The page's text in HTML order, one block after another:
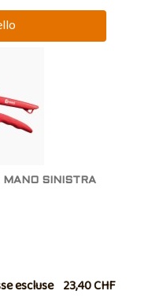
MANO SINISTRA
escluse 23,40 CHF